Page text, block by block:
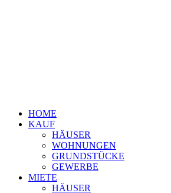
HOME
KAUF
HÄUSER
WOHNUNGEN
GRUNDSTÜCKE
GEWERBE
MIETE
HÄUSER